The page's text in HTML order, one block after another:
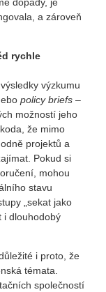
dopady, je
a zároveň
rychle
výzkumu
policy briefs –
možností jeho
že mimo
projektů a
Pokud si
mohou
stavu
„sekat jako
i dlouhodobý
i proto, že
témata.
společností